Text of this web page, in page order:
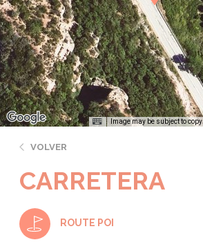
Image may be subject to
VOLVER
CARRETERA
ROUTE POI